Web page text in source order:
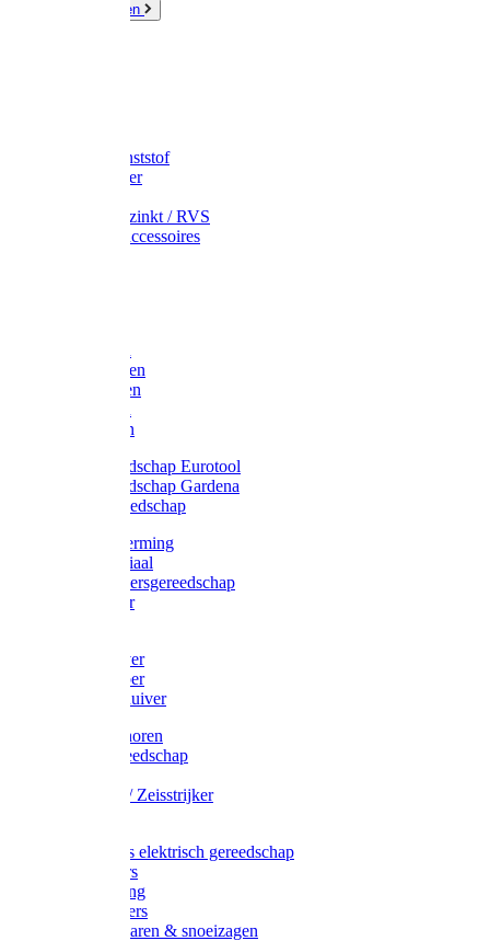
Knaagdieren
Emmer kunststof
Schepemmer
Emmer verzinkt / RVS
Regenton accessoires
Gazonharken
Asfaltharken
Hooiharken
Handgereedschap Eurotool
Handgereedschap Gardena
Kindergereedschap
Kniebescherming
Afzetmateriaal
Stratenmakersgereedschap
Straathamer
Mestschuiver
Mestschraper
Sneeuwschuiver
Zeis toebehoren
Baggergereedschap
Wetstenen / Zeisstrijker
Accessoires elektrisch gereedschap
Grasmaaiers
Tuinreiniging
Robotmaaiers
Heggenscharen & snoeizagen